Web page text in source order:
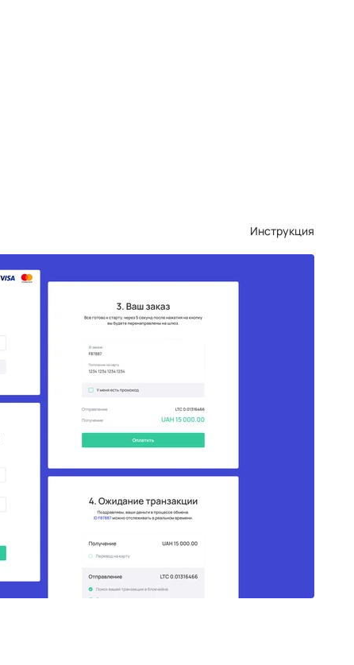
Инструкция